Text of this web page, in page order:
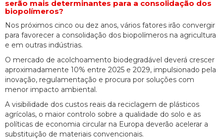
serão mais determinantes para a consolidação dos
biopolímeros?
Nos próximos cinco ou dez anos, vários fatores irão convergir
para favorecer a consolidação dos biopolímeros na agricultura
e em outras indústrias.
O mercado de acolchoamento biodegradável deverá crescer
aproximadamente 10% entre 2025 e 2029, impulsionado pela
inovação, regulamentação e procura por soluções com
menor impacto ambiental.
A visibilidade dos custos reais da reciclagem de plásticos
agrícolas, o maior controlo sobre a qualidade do solo e as
políticas de economia circular na Europa deverão acelerar a
substituição de materiais convencionais.